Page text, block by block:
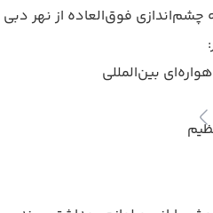
فوق‌العاده از نهر